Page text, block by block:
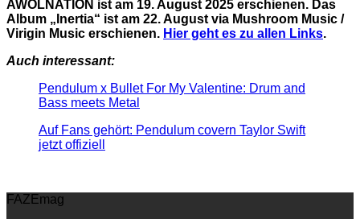
AWOLNATION ist am 19. August 2025 erschienen. Das
Album „Inertia“ ist am 22. August via Mushroom Music /
Virigin Music erschienen. Hier geht es zu allen Links.
Auch interessant:
Pendulum x Bullet For My Valentine: Drum and
Bass meets Metal
Auf Fans gehört: Pendulum covern Taylor Swift
jetzt offiziell
FAZEmag